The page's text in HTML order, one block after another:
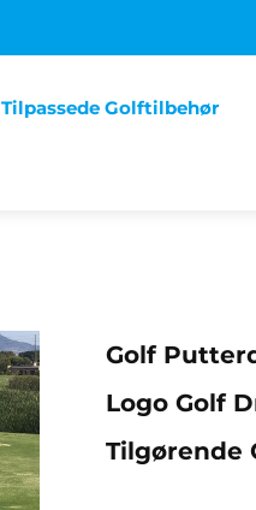
Tilpassede Golftilbehør
Golf
Logo Golf
Tilgørende